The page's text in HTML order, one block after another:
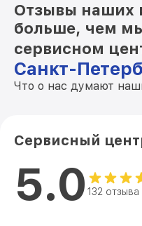
Отзывы наших
больше, чем
сервисном
Санкт-
Что о нас думают
Сервисный
5.0 132